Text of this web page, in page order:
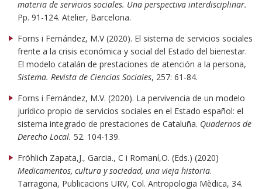
materia de servicios sociales. Una perspectiva interdisciplinar.
Pp. 91-124. Atelier, Barcelona.
Forns i Fernández, M.V (2020). El sistema de servicios sociales
frente a la crisis económica y social del Estado del bienestar.
El modelo catalán de prestaciones de atención a la persona,
Sistema. Revista de Ciencias Sociales, 257: 61-84.
Forns i Fernández, M.V. (2020). La pervivencia de un modelo
jurídico propio de servicios sociales en el Estado español: el
sistema integrado de prestaciones de Cataluña. Quadernos de
Derecho Local. 52. 104-139.
Fröhlich Zapata,J., Garcia., C i Romaní,O. (Eds.) (2020)
Medicamentos, cultura y sociedad, una vieja historia.
Tarragona, Publicacions URV, Col. Antropologia Mèdica, 34.